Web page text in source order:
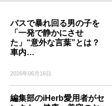
バスで暴れ回る男の子を
「一発で静かにさせ
た」“意外な言葉”とは？
車内…
2026年06月16日
編集部のiHerb愛用者がセ